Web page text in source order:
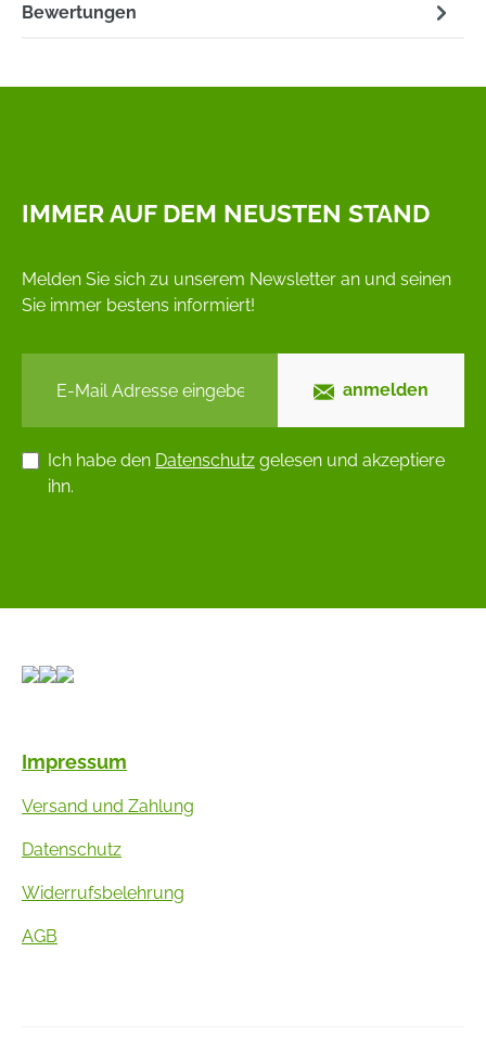
Bewertungen
IMMER AUF DEM NEUSTEN STAND
Melden Sie sich zu unserem Newsletter an und seinen
Sie immer bestens informiert!
anmelden
Ich habe den Datenschutz gelesen und akzeptiere
ihn.
Impressum
Versand und Zahlung
Datenschutz
Widerrufsbelehrung
AGB